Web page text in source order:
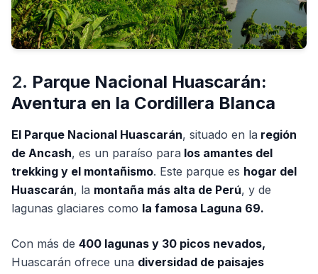
2. Parque Nacional Huascarán:
Aventura en la Cordillera Blanca
El Parque Nacional Huascarán, situado en la región
de Ancash, es un paraíso para los amantes del
trekking y el montañismo. Este parque es hogar del
Huascarán, la montaña más alta de Perú, y de
lagunas glaciares como la famosa Laguna 69.
Con más de 400 lagunas y 30 picos nevados,
Huascarán ofrece una diversidad de paisajes